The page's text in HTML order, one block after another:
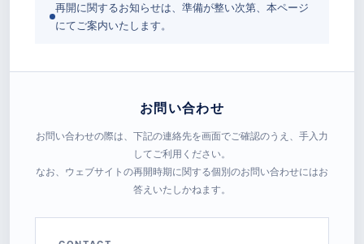
再開に関するお知らせは、準備が整い次第、本ページ
にてご案内いたします。
お問い合わせ
お問い合わせの際は、下記の連絡先を画面でご確認のうえ、手入力
してご利用ください。
なお、ウェブサイトの再開時期に関する個別のお問い合わせにはお
答えいたしかねます。